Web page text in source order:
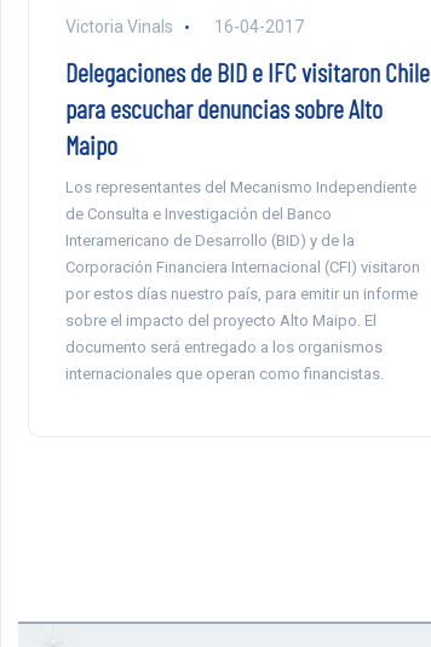
Victoria Vinals 16-04-2017
Delegaciones de BID e IFC visitaron Chile
para escuchar denuncias sobre Alto
Maipo
Los representantes del Mecanismo Independiente
de Consulta e Investigación del Banco
Interamericano de Desarrollo (BID) y de la
Corporación Financiera Internacional (CFI) visitaron
por estos días nuestro país, para emitir un informe
sobre el impacto del proyecto Alto Maipo. El
documento será entregado a los organismos
internacionales que operan como financistas.